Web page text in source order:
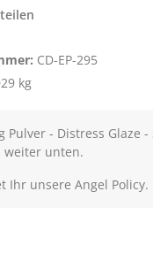
CD-EP-295
kg
Pulver - Distress Glaze
weiter unten.
Ihr unsere Angel Policy.